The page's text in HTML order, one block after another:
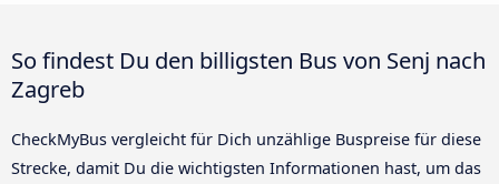
So findest Du den billigsten Bus von Senj nach
Zagreb
CheckMyBus vergleicht für Dich unzählige Buspreise für diese
Strecke, damit Du die wichtigsten Informationen hast, um das